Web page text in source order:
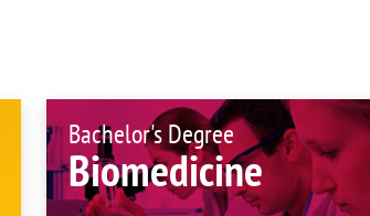
Bachelor's Degree
Biomedicine